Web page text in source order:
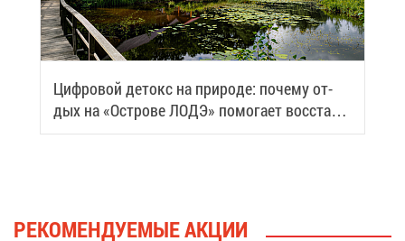
Циф­ро­вой де­токс на при­ро­де: по­че­му от­
дых на «Ост­ро­ве ЛОДЭ» по­мо­га­ет вос­ста­но­
вить си­лы
РЕ­КО­МЕН­ДУ­Е­МЫЕ АК­ЦИИ